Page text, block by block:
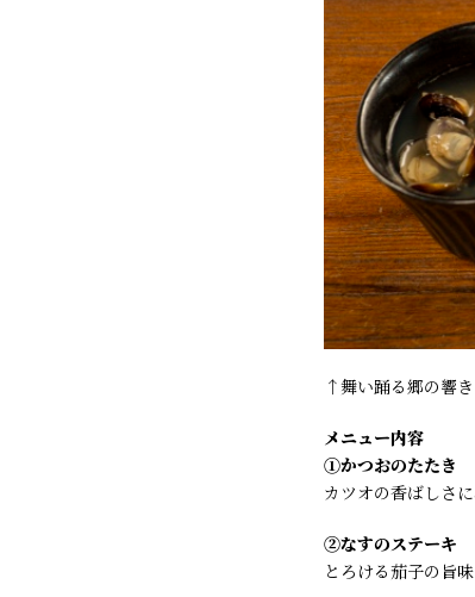
↑舞い踊る郷の響
メニュー内容
①かつおのたたき
カツオの香ばしさ
②なすのステーキ
とろける茄子の旨